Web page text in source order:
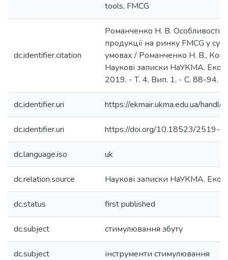
tools, FMCG
dc.identifier.citation
Романченко Н. В. Особливості
продукції на ринку FMCG у
умовах / Романченко Н. В.,
Наукові записки НаУКМА.
2019. - Т. 4, Вип. 1. - С. 88-94.
dc.identifier.uri https://ekmair.ukma.edu.ua/
dc.identifier.uri https://doi.org/10.18523/2519-
dc.language.iso uk
dc.relation.source Наукові записки НаУКМА.
dc.status first published
dc.subject стимулювання збуту
dc.subject інструменти стимулювання